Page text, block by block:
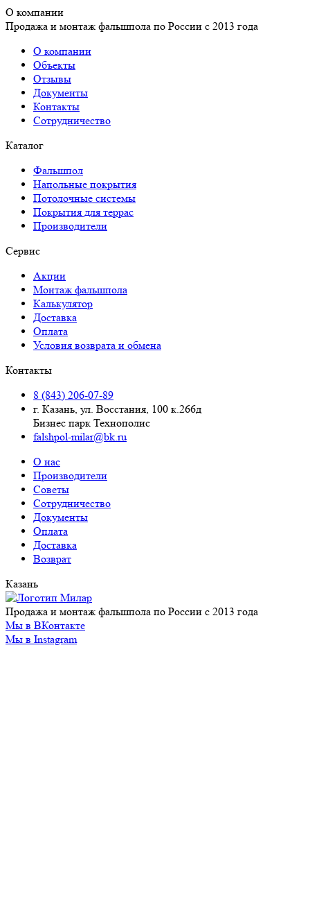
О компании
Продажа и монтаж фальшпола по России с 2013 года
О компании
Объекты
Отзывы
Документы
Контакты
Сотрудничество
Каталог
Фальшпол
Напольные покрытия
Потолочные системы
Покрытия для террас
Производители
Сервис
Акции
Монтаж фальшпола
Калькулятор
Доставка
Оплата
Условия возврата и обмена
Контакты
8 (843) 206-07-89
г. Казань, ул. Восстания, 100 к.266д
Бизнес парк Технополис
falshpol-milar@bk.ru
О нас
Производители
Советы
Сотрудничество
Документы
Оплата
Доставка
Возврат
Казань
Продажа и монтаж фальшпола по России с 2013 года
Мы в ВКонтакте
Мы в Instagram